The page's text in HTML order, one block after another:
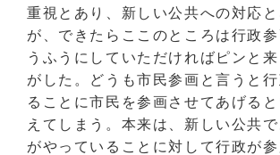
重視とあり、新しい公共への対応
が、できたらここのところは行政
うふうにしていただければピンと
がした。どうも市民参画と言うと
ることに市民を参画させてあげる
えてしまう。本来は、新しい公共
がやっていることに対して行政が